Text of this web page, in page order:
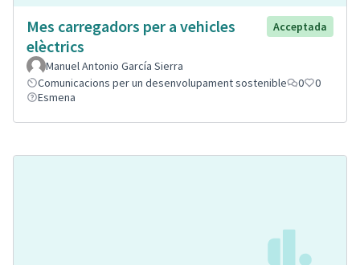
Mes carregadors per a vehicles
elèctrics
Acceptada
Manuel Antonio García Sierra
Comunicacions per un desenvolupament sostenible
0
0
Esmena